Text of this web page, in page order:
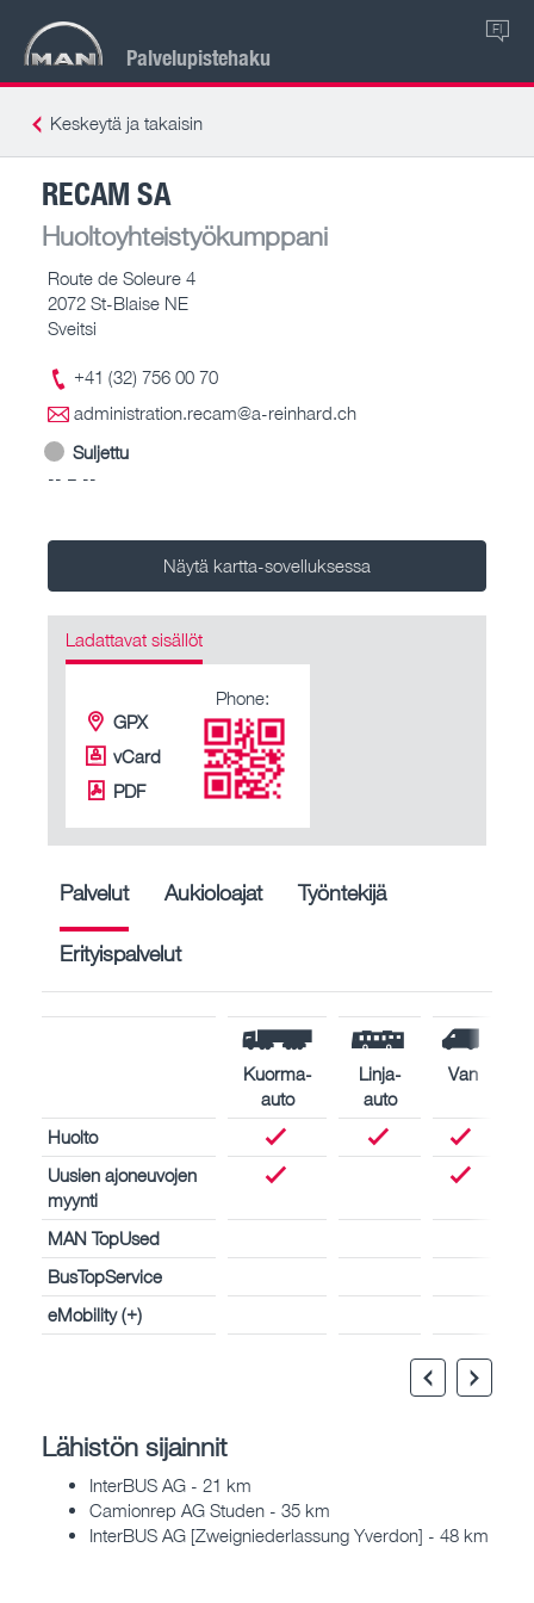
Palvelupistehaku
FI
Keskeytä ja takaisin
RECAM SA
Huoltoyhteistyökumppani
Route de Soleure 4
2072 St-Blaise NE
Sveitsi
+41 (32) 756 00 70
administration.recam@a-reinhard.ch
Suljettu
-- – --
Näytä kartta-sovelluksessa
Ladattavat sisällöt
GPX
vCard
PDF
Phone:
Palvelut Aukioloajat Työntekijä
Erityispalvelut
Kuorma-
auto
Linja-
auto
Van
Huolto
Uusien ajoneuvojen
myynti
MAN TopUsed
BusTopService
eMobility (+)
Lähistön sijainnit
InterBUS AG - 21 km
Camionrep AG Studen - 35 km
InterBUS AG [Zweigniederlassung Yverdon] - 48 km